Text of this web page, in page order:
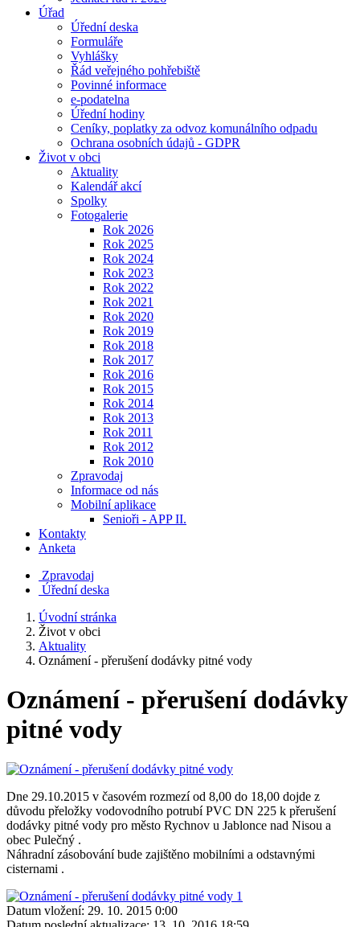
Úřad
Úřední deska
Formuláře
Vyhlášky
Řád veřejného pohřebiště
Povinné informace
e-podatelna
Úřední hodiny
Ceníky, poplatky za odvoz komunálního odpadu
Ochrana osobních údajů - GDPR
Život v obci
Aktuality
Kalendář akcí
Spolky
Fotogalerie
Rok 2026
Rok 2025
Rok 2024
Rok 2023
Rok 2022
Rok 2021
Rok 2020
Rok 2019
Rok 2018
Rok 2017
Rok 2016
Rok 2015
Rok 2014
Rok 2013
Rok 2011
Rok 2012
Rok 2010
Zpravodaj
Informace od nás
Mobilní aplikace
Senioři - APP II.
Kontakty
Anketa
Zpravodaj
Úřední deska
Úvodní stránka
Život v obci
Aktuality
Oznámení - přerušení dodávky pitné vody
Oznámení - přerušení dodávky
pitné vody
Dne 29.10.2015 v časovém rozmezí od 8,00 do 18,00 dojde z
důvodu přeložky vodovodního potrubí PVC DN 225 k přerušení
dodávky pitné vody pro město Rychnov u Jablonce nad Nisou a
obec Pulečný .
Náhradní zásobování bude zajištěno mobilními a odstavnými
cisternami .
Datum vložení: 29. 10. 2015 0:00